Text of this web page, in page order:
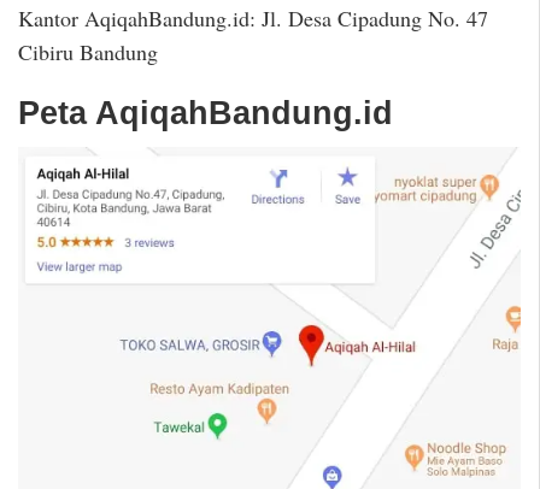
Kantor AqiqahBandung.id: Jl. Desa Cipadung No. 47
Cibiru Bandung
Peta AqiqahBandung.id